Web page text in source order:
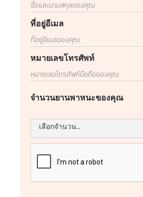
ที่อยู่อีเมล
หมายเลขโทรศัพท์
จำนวนยานพาหนะของคุณ